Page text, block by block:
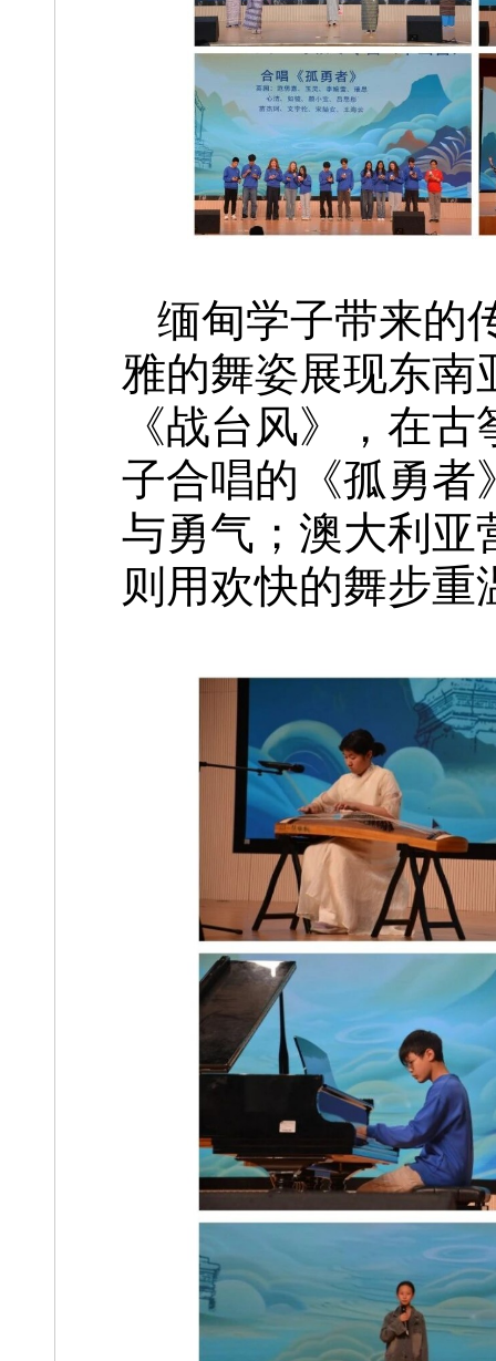
缅甸学子带来的
雅的舞姿展现东南
《战台风》，在
子合唱的《孤勇者
与勇气；澳大利亚
则用欢快的舞步重